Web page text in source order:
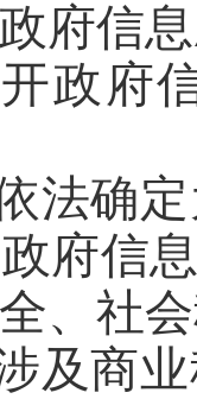
府信
政府
确定
府信
、社
商业